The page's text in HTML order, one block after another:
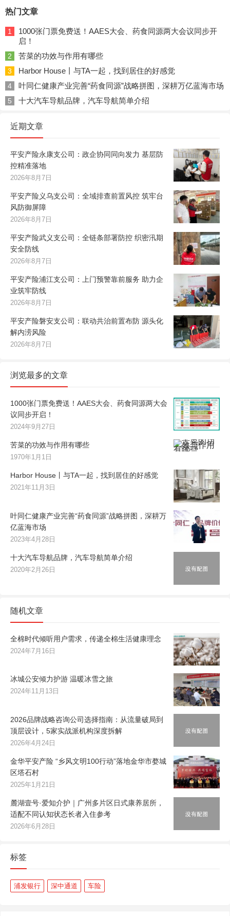
热门文章
1
1000张门票免费送！AAES大会、药食同源两大会议同步开
启！
2 苦菜的功效与作用有哪些
3 Harbor House丨与TA一起，找到居住的好感觉
4 叶同仁健康产业完善“药食同源”战略拼图，深耕万亿蓝海市场
5 十大汽车导航品牌，汽车导航简单介绍
近期文章
平安产险永康支公司：政企协同同向发力 基层防
控精准落地
2026年8月7日
平安产险义乌支公司：全域排查前置风控 筑牢台
风防御屏障
2026年8月7日
平安产险武义支公司：全链条部署防控 织密汛期
安全防线
2026年8月7日
平安产险浦江支公司：上门预警靠前服务 助力企
业筑牢防线
2026年8月7日
平安产险磐安支公司：联动共治前置布防 源头化
解内涝风险
2026年8月7日
浏览最多的文章
1000张门票免费送！AAES大会、药食同源两大会
议同步开启！
2024年9月27日
苦菜的功效与作用有哪些
1970年1月1日
Harbor House丨与TA一起，找到居住的好感觉
2021年11月3日
叶同仁健康产业完善“药食同源”战略拼图，深耕万
亿蓝海市场
2023年4月28日
十大汽车导航品牌，汽车导航简单介绍
2020年2月26日
随机文章
全棉时代倾听用户需求，传递全棉生活健康理念
2024年7月16日
冰城公安倾力护游 温暖冰雪之旅
2024年11月13日
2026品牌战略咨询公司选择指南：从流量破局到
顶层设计，5家实战派机构深度拆解
2026年4月24日
金华平安产险 “乡风文明100行动”落地金华市婺城
区塔石村
2025年1月21日
麓湖壹号·爱知介护｜广州多片区日式康养居所，
适配不同认知状态长者入住参考
2026年6月28日
标签
浦发银行 深中通道 车险